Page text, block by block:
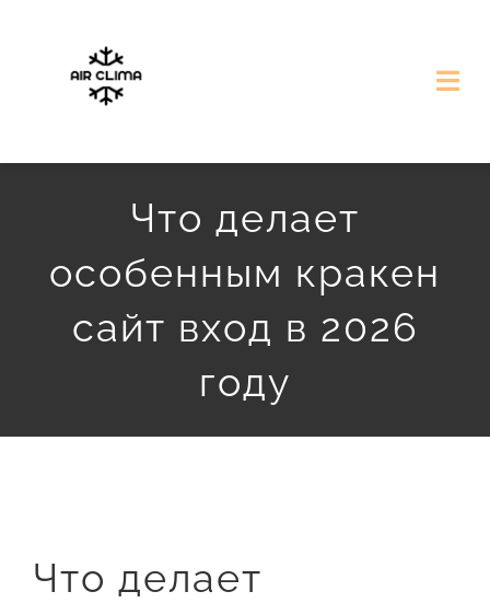
Nasze RealizacjeЧто делает
особенным кракен
сайт вход в 2026
году
Что делает